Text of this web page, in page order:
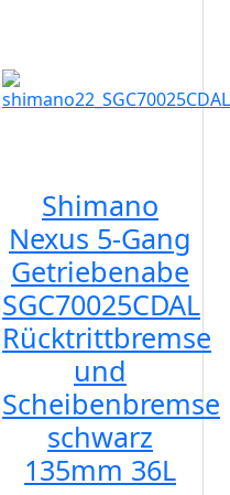
Shimano
Nexus 5-Gang
Getriebenabe
SGC70025CDAL
Rücktrittbremse
und
Scheibenbremse
schwarz
135mm 36L